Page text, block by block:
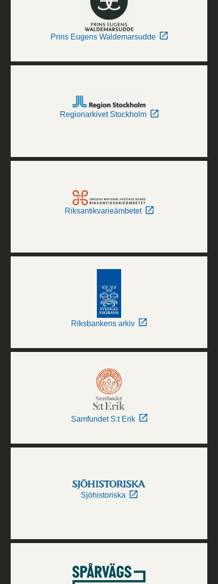
Prins Eugens Waldemarsudde
Regionarkivet Stockholm
Riksantikvarieämbetet
Riksbankens arkiv
Samfundet S:t Erik
Sjöhistoriska